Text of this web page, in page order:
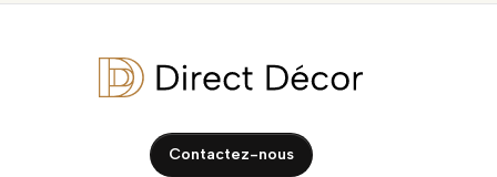
Contactez-nous